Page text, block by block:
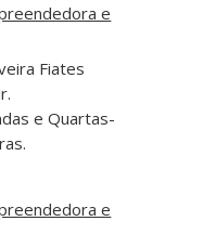
e
Fiates
e Quartas-
e